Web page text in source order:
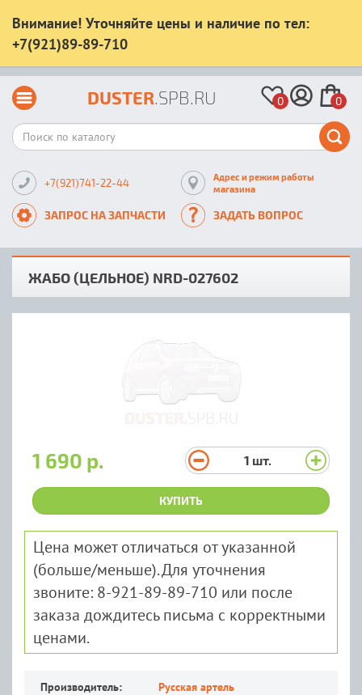
Внимание! Уточняйте цены и наличие по тел:
+7(921)89-89-710
DUSTER.SPB.RU 0 0
+7(921)741-22-44
Адрес и режим работы
магазина
ЗАПРОС НА ЗАПЧАСТИ ЗАДАТЬ ВОПРОС
ЖАБО (ЦЕЛЬНОЕ) NRD-027602
1 690 р. 1 шт.
КУПИТЬ
Цена может отличаться от указанной
(больше/меньше). Для уточнения
звоните: 8-921-89-89-710 или после
заказа дождитесь письма с корректными
ценами.
Производитель: Русская артель